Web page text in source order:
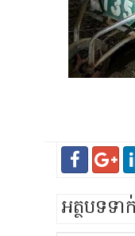
អត្ថបទទ